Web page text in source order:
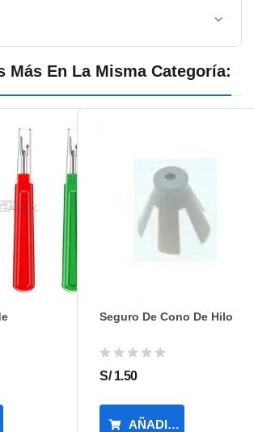
ORA DBXK5
Más En La Misma Categoría:
CARRITO
Seguro De Cono De Hilo
S/ 1.50
AÑADIR AL CARRITO